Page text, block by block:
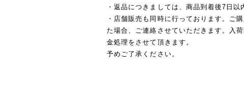
・返品につきましては、商品到着後7日以
・店舗販売も同時に行っております。ご
た場合、ご連絡させていただきます。入
金処理をさせて頂きます。
予めご了承ください。